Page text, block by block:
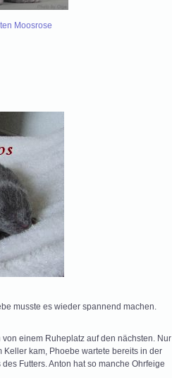
Moosrose
musste es wieder spannend machen.
einem Ruheplatz auf den nächsten. Nur
kam, Phoebe wartete bereits in der
Futters. Anton hat so manche Ohrfeige